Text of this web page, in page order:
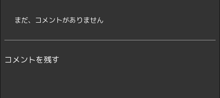
まだ、コメントがありません
コメントを残す